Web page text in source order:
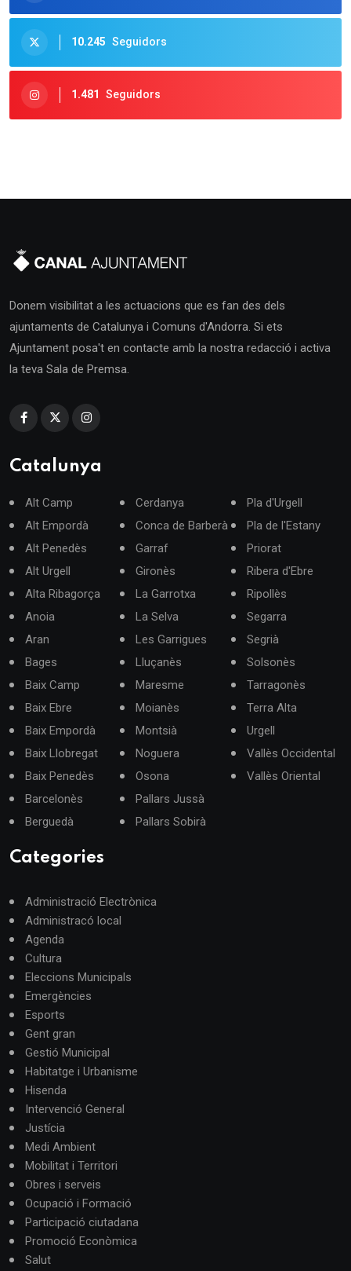
10.245 Seguidors
1.481 Seguidors
Donem visibilitat a les actuacions que es fan des dels
ajuntaments de Catalunya i Comuns d'Andorra. Si ets
Ajuntament posa't en contacte amb la nostra redacció i activa
la teva Sala de Premsa.
Catalunya
Alt Camp
Alt Empordà
Alt Penedès
Alt Urgell
Alta Ribagorça
Anoia
Aran
Bages
Baix Camp
Baix Ebre
Baix Empordà
Baix Llobregat
Baix Penedès
Barcelonès
Berguedà
Cerdanya
Conca de Barberà
Garraf
Gironès
La Garrotxa
La Selva
Les Garrigues
Lluçanès
Maresme
Moianès
Montsià
Noguera
Osona
Pallars Jussà
Pallars Sobirà
Pla d'Urgell
Pla de l'Estany
Priorat
Ribera d'Ebre
Ripollès
Segarra
Segrià
Solsonès
Tarragonès
Terra Alta
Urgell
Vallès Occidental
Vallès Oriental
Categories
Administració Electrònica
Administracó local
Agenda
Cultura
Eleccions Municipals
Emergències
Esports
Gent gran
Gestió Municipal
Habitatge i Urbanisme
Hisenda
Intervenció General
Justícia
Medi Ambient
Mobilitat i Territori
Obres i serveis
Ocupació i Formació
Participació ciutadana
Promoció Econòmica
Salut